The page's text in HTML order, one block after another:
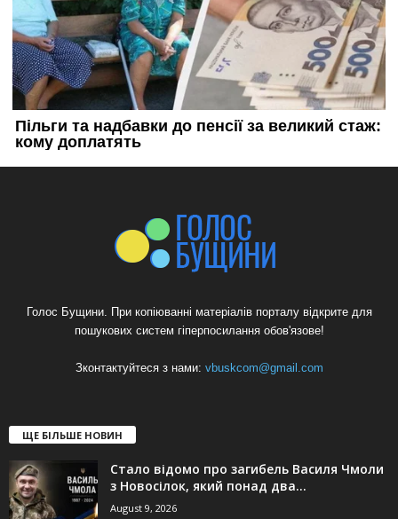
Голос Бущини. При копіюванні матеріалів порталу відкрите для
пошукових систем гіперпосилання обов'язове!
Зконтактуйтеся з нами: vbuskcom@gmail.com
ЩЕ БІЛЬШЕ НОВИН
Стало відомо про загибель Василя Чмоли
з Новосілок, який понад два...
August 9, 2026